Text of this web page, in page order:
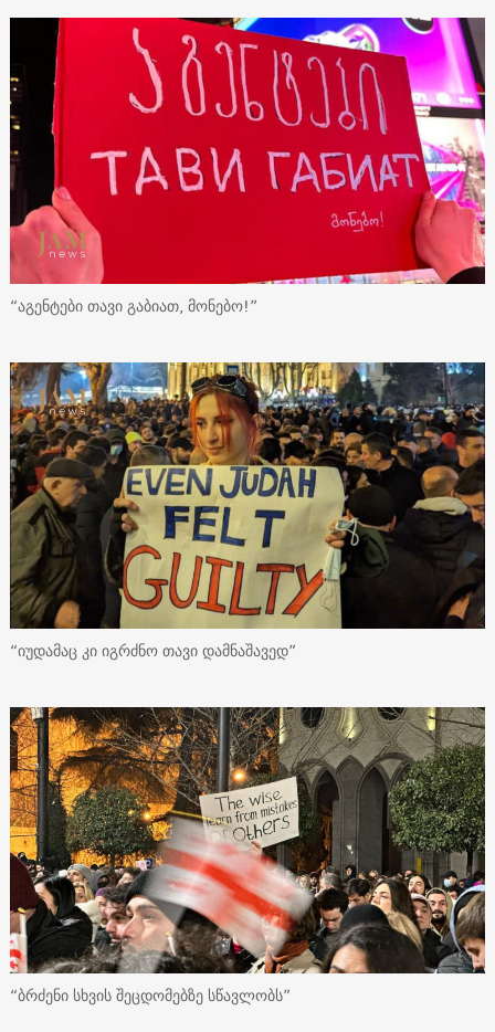
“აგენტები თავი გაბიათ, მონებო!”
“იუდამაც კი იგრძნო თავი დამნაშავედ”
“ბრძენი სხვის შეცდომებზე სწავლობს”